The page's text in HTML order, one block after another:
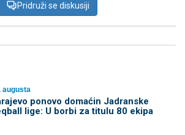
Pridruži se diskusiji
augusta
ponovo domaćin Jadranske
lige: U borbi za titulu 80 ekipa